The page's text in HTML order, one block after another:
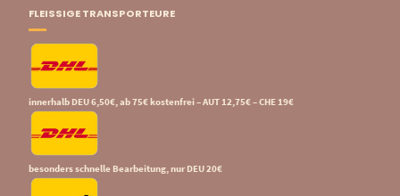
FLEISSIGE TRANSPORTEURE
innerhalb DEU 6,50€, ab 75€ kostenfrei – AUT 12,75€ – CHE 19€
besonders schnelle Bearbeitung, nur DEU 20€